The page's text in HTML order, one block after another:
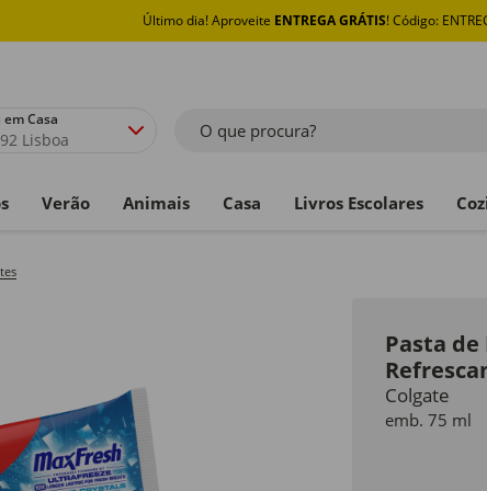
Último dia! Aproveite ENTREGA GRÁTIS! Código:
Casa
Lisboa O que procura?
Verão Animais Casa Livros Escolares
Pasta
Colgate
emb. 75 ml